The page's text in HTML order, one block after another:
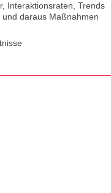
Interaktionsraten, Trends
daraus Maßnahmen